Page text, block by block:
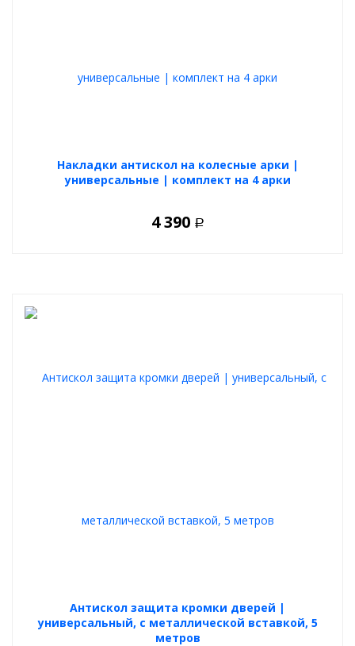
Накладки антискол на колесные арки |
универсальные | комплект на 4 арки
4 390 Р
Антискол защита кромки дверей |
универсальный, с металлической вставкой, 5
метров